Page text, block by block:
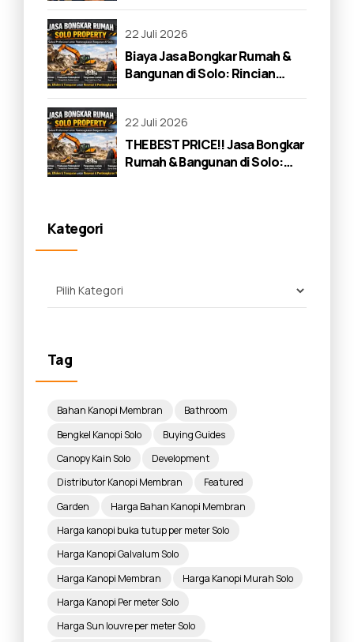
22 Juli 2026
Biaya Jasa Bongkar Rumah &
Bangunan di Solo: Rincian
22 Juli 2026
THE BEST PRICE!! Jasa Bongkar
Rumah & Bangunan di Solo:
Kategori
Tag
Bahan Kanopi Membran
Bathroom
Bengkel Kanopi Solo
Buying Guides
Canopy Kain Solo
Development
Distributor Kanopi Membran
Featured
Garden
Harga Bahan Kanopi Membran
Harga kanopi buka tutup per meter Solo
Harga Kanopi Galvalum Solo
Harga Kanopi Membran
Harga Kanopi Murah Solo
Harga Kanopi Per meter Solo
Harga Sun louvre per meter Solo